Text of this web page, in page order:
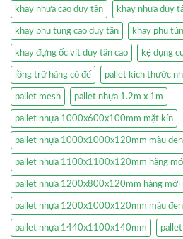
khay nhựa cao duy tân khay nhựa duy
khay phụ tùng cao duy tân khay phụ
khay đựng ốc vít duy tân cao kệ dụng
lồng trữ hàng có đế pallet kích thước
pallet mesh pallet nhựa 1.2m x 1m
pallet nhựa 1000x600x100mm mặt kín
pallet nhựa 1000x1000x120mm màu
pallet nhựa 1100x1100x120mm hàng
pallet nhựa 1200x800x120mm hàng mới
pallet nhựa 1200x1000x120mm màu đen
pallet nhựa 1440x1100x140mm